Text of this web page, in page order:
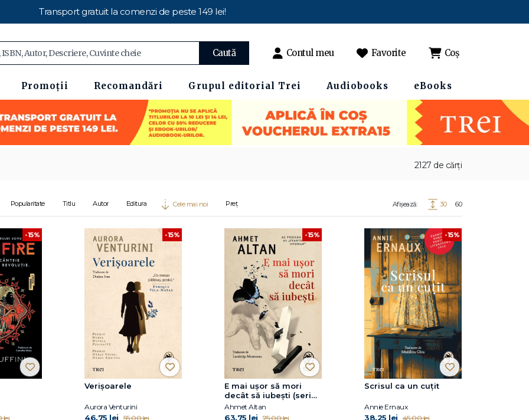
Transport gratuit la comenzi de peste 149 lei!
Caută Contul meu Favorite Coș
Promoții Recomandări Grupul editorial Trei Audiobooks eBooks
2127 de cărți
Popularitate Titlu Autor Editura Cele mai noi Preț Afișează: 30 60
-15%
lei
-15%
Verișoarele
Aurora Venturini
46.75 lei 55.00 lei
-15%
E mai ușor să mori
decât să iubești (seria
Cvartetul Otoman,
vol.3)
Ahmet Altan
63.75 lei 75.00 lei
-15%
Scrisul ca un cuțit
Annie Ernaux
38.25 lei 45.00 lei